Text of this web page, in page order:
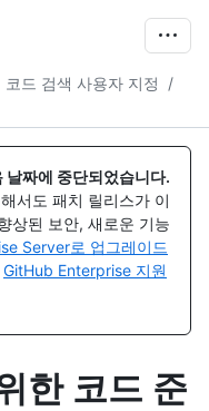
코드 검색 사용자 지정
/
짜에 중단되었습니다.
서도 패치 릴리스가 이
상된 보안, 새로운 기능
Server로 업그레이드
GitHub Enterprise 지원
한 코드 준